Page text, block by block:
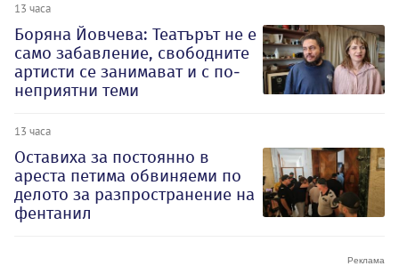
13 часа
Боряна Йовчева: Театърът не е
само забавление, свободните
артисти се занимават и с по-
неприятни теми
13 часа
Оставиха за постоянно в
ареста петима обвиняеми по
делото за разпространение на
фентанил